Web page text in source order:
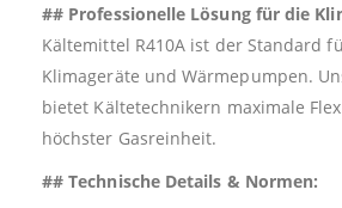
## Professionelle Lösung für die
Kältemittel R410A ist der Standard
Klimageräte und Wärmepumpen.
bietet Kältetechnikern maximale
höchster Gasreinheit.
## Technische Details & Normen: